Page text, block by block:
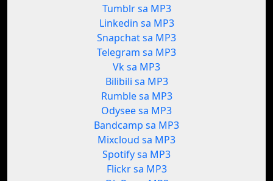
Tumblr sa MP3
Linkedin sa MP3
Snapchat sa MP3
Telegram sa MP3
Vk sa MP3
Bilibili sa MP3
Rumble sa MP3
Odysee sa MP3
Bandcamp sa MP3
Mixcloud sa MP3
Spotify sa MP3
Flickr sa MP3